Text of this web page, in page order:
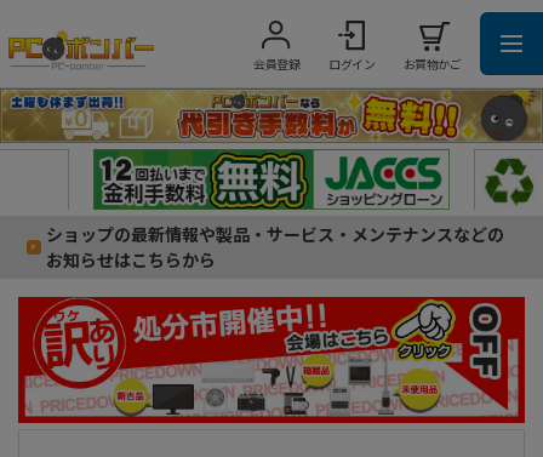
会員登録 ログイン お買物かご
ショップの最新情報や製品・サービス・メンテナンスなどの
お知らせはこちらから